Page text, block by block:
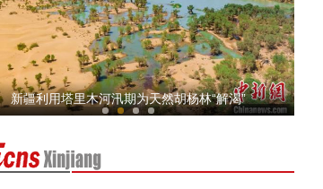
葡萄酒产业正成为新疆兵团特色优势产业
新疆利用塔里木河汛期为天然胡杨林“解渴”